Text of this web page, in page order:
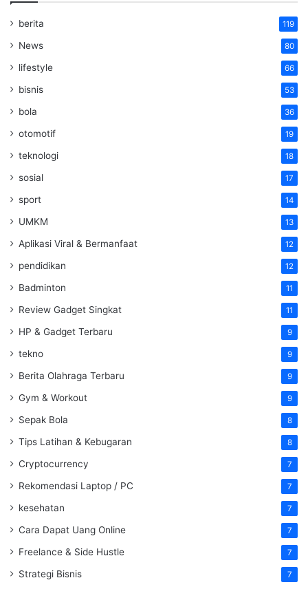
berita 119
News 80
lifestyle 66
bisnis 53
bola 36
otomotif 19
teknologi 18
sosial 17
sport 14
UMKM 13
Aplikasi Viral & Bermanfaat 12
pendidikan 12
Badminton 11
Review Gadget Singkat 11
HP & Gadget Terbaru 9
tekno 9
Berita Olahraga Terbaru 9
Gym & Workout 9
Sepak Bola 8
Tips Latihan & Kebugaran 8
Cryptocurrency 7
Rekomendasi Laptop / PC 7
kesehatan 7
Cara Dapat Uang Online 7
Freelance & Side Hustle 7
Strategi Bisnis 7